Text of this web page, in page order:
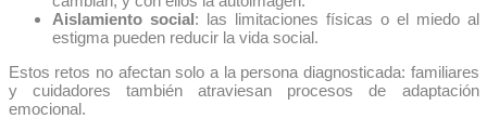
Aislamiento social : las limitaciones físicas o el miedo al
estigma pueden reducir la vida social.
Estos retos no afectan solo a la persona diagnosticada: familiares
y cuidadores también atraviesan procesos de adaptación
emocional.